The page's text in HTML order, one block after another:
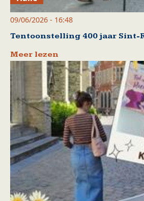
09/06/2026 - 16:48
Tentoonstelling 400 jaar Sint-
Meer lezen